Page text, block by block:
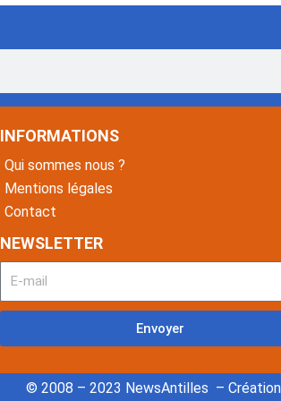
INFORMATIONS
Qui sommes nous ?
Mentions légales
Contact
NEWSLETTER
Envoyer
© 2008 – 2023 NewsAntilles –